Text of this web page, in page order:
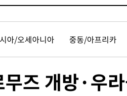
아/오세아니아 중동/아프리카
즈 개방·우